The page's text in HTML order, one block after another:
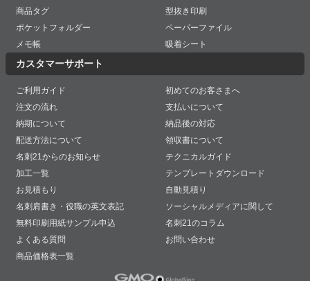
商品タグ
型抜き印刷
ポケットフォルダー
ペーパーファイル
メモ帳
吸着シート
カスタマーサポート
ご利用ガイド
初めてのお客さまへ
注文の流れ
支払いについて
納期について
納品後の対応
配送方法について
領収書について
名刺21からのお知らせ
テクニカルガイド
加工一覧
テンプレートダウンロード
お見積もり
自動見積り
名刺肩書き・役職の英文表記
ソーシャルメディアに関して
無料印刷用紙サンプル申込
名刺21のコラム
よくある質問
お問い合わせ
商品価格表一覧